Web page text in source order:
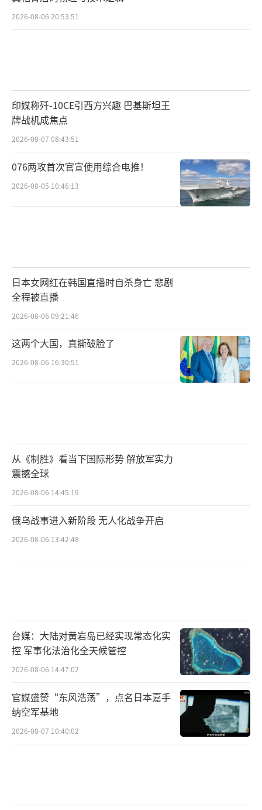
2026-08-06 20:53:51
印媒称歼-10CE引西方兴趣 巴基斯坦王
牌战机成焦点
2026-08-07 08:43:51
076两攻首次官宣使用综合电推！
2026-08-05 10:46:13
日本女网红在韩国直播时自杀身亡 悲剧
全程被直播
2026-08-06 09:21:46
这两个大国，真撕破脸了
2026-08-06 16:30:51
从《制胜》看当下国际形势 解放军实力
震撼全球
2026-08-06 14:45:19
俄乌战事进入新阶段 无人化战争开启
2026-08-06 13:42:48
台媒：大陆对黄岩岛已经实现常态化实
控 军事化法治化全天候管控
2026-08-06 14:47:02
官媒盛赞“东风浩荡”，点名日本嘉手
纳空军基地
2026-08-07 10:40:02